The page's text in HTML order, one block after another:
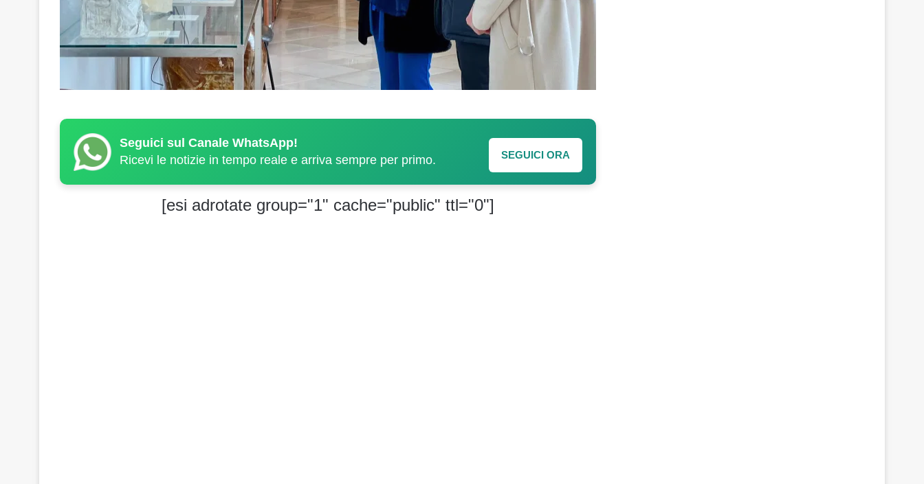
Seguici sul Canale WhatsApp!
Ricevi le notizie in tempo reale e arriva sempre per primo.
SEGUICI ORA
[esi adrotate group="1" cache="public" ttl="0"]